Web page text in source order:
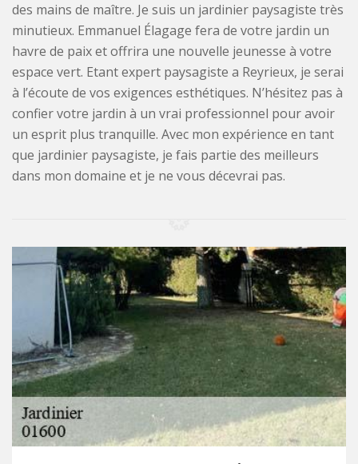
des mains de maître. Je suis un jardinier paysagiste très
minutieux. Emmanuel Élagage fera de votre jardin un
havre de paix et offrira une nouvelle jeunesse à votre
espace vert. Etant expert paysagiste a Reyrieux, je serai
à l’écoute de vos exigences esthétiques. N’hésitez pas à
confier votre jardin à un vrai professionnel pour avoir
un esprit plus tranquille. Avec mon expérience en tant
que jardinier paysagiste, je fais partie des meilleurs
dans mon domaine et je ne vous décevrai pas.